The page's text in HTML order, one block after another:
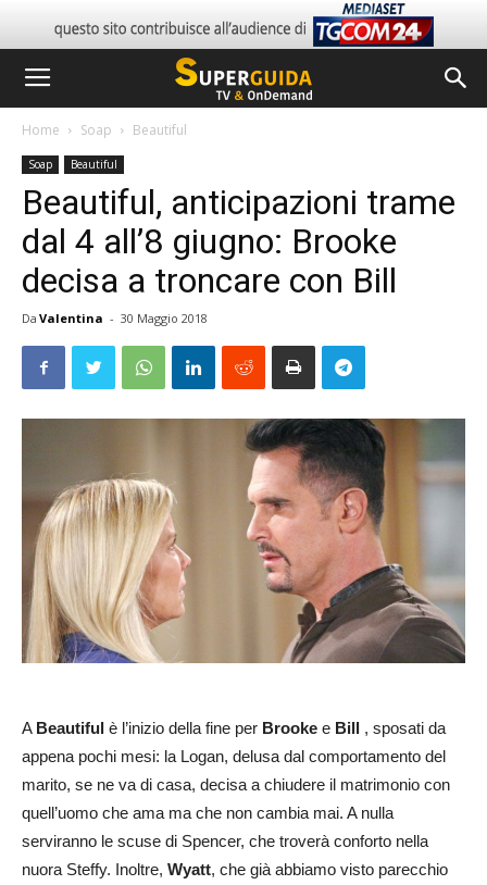
Home Soap Beautiful
Soap Beautiful
Beautiful, anticipazioni trame
dal 4 all’8 giugno: Brooke
decisa a troncare con Bill
Da Valentina - 30 Maggio 2018
A Beautiful è l’inizio della fine per Brooke e Bill , sposati da
appena pochi mesi: la Logan, delusa dal comportamento del
marito, se ne va di casa, decisa a chiudere il matrimonio con
quell’uomo che ama ma che non cambia mai. A nulla
serviranno le scuse di Spencer, che troverà conforto nella
nuora Steffy. Inoltre, Wyatt, che già abbiamo visto parecchio